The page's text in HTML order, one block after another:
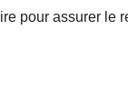
pour assurer le